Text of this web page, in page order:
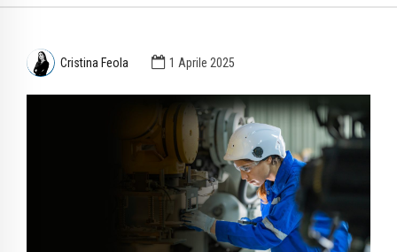
Cristina Feola 1 Aprile 2025